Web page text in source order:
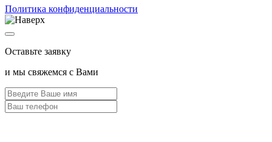
Политика конфиденциальности
Оставьте заявку
и мы свяжемся с Вами